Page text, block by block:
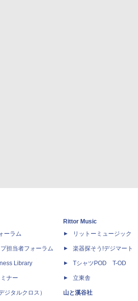
ーラム
担当者フォーラム
Library
ナー
ジタルクロス）
Rittor Music
リットーミュージック
楽器探そう!デジマート
TシャツPOD T-OD
立東舎
山と溪谷社